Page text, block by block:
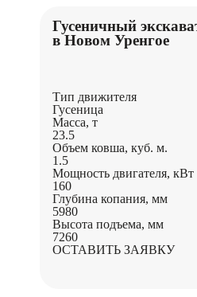
Гусеничный
в Новом Уренгое
Тип движителя
Гусеница
Масса, т
23.5
Объем ковша, куб. м.
1.5
Мощность двигателя, кВт
160
Глубина копания, мм
5980
Высота подъема, мм
7260
ОСТАВИТЬ ЗАЯВКУ